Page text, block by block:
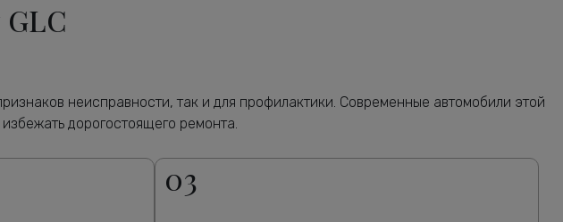
неисправности, так и для профилактики. Современные автомобили этой
дорогостоящего ремонта.
03